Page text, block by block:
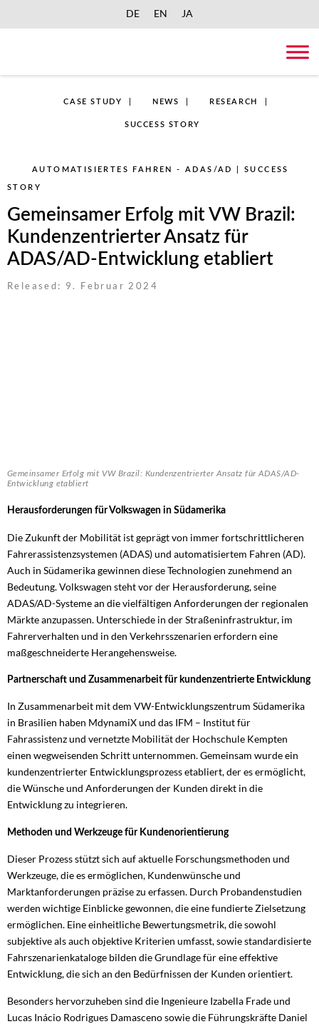
DE EN
JA
CASE STUDY NEWS RESEARCH
SUCCESS STORY
AUTOMATISIERTES FAHREN - ADAS/AD | SUCCESS
STORY
Gemeinsamer Erfolg mit VW Brazil:
Kundenzentrierter Ansatz für
ADAS/AD-Entwicklung etabliert
Released: 9. Februar 2024
Gemeinsamer Erfolg mit VW Brazil: Kundenzentrierter Ansatz für ADAS/AD-
Entwicklung etabliert
Herausforderungen für Volkswagen in Südamerika
Die Zukunft der Mobilität ist geprägt von immer fortschrittlicheren
Fahrerassistenzsystemen (ADAS) und automatisiertem Fahren (AD).
Auch in Südamerika gewinnen diese Technologien zunehmend an
Bedeutung. Volkswagen steht vor der Herausforderung, seine
ADAS/AD-Systeme an die vielfältigen Anforderungen der regionalen
Märkte anzupassen. Unterschiede in der Straßeninfrastruktur, im
Fahrerverhalten und in den Verkehrsszenarien erfordern eine
maßgeschneiderte Herangehensweise.
Partnerschaft und Zusammenarbeit für kundenzentrierte Entwicklung
In Zusammenarbeit mit dem VW-Entwicklungszentrum Südamerika
in Brasilien haben MdynamiX und das IFM – Institut für
Fahrassistenz und vernetzte Mobilität der Hochschule Kempten
einen wegweisenden Schritt unternommen. Gemeinsam wurde ein
kundenzentrierter Entwicklungsprozess etabliert, der es ermöglicht,
die Wünsche und Anforderungen der Kunden direkt in die
Entwicklung zu integrieren.
Methoden und Werkzeuge für Kundenorientierung
Dieser Prozess stützt sich auf aktuelle Forschungsmethoden und
Werkzeuge, die es ermöglichen, Kundenwünsche und
Marktanforderungen präzise zu erfassen. Durch Probandenstudien
werden wichtige Einblicke gewonnen, die eine fundierte Zielsetzung
ermöglichen. Eine einheitliche Bewertungsmetrik, die sowohl
subjektive als auch objektive Kriterien umfasst, sowie standardisierte
Fahrszenarienkataloge bilden die Grundlage für eine effektive
Entwicklung, die sich an den Bedürfnissen der Kunden orientiert.
Besonders hervorzuheben sind die Ingenieure Izabella Frade und
Lucas Inácio Rodrigues Damasceno sowie die Führungskräfte Daniel